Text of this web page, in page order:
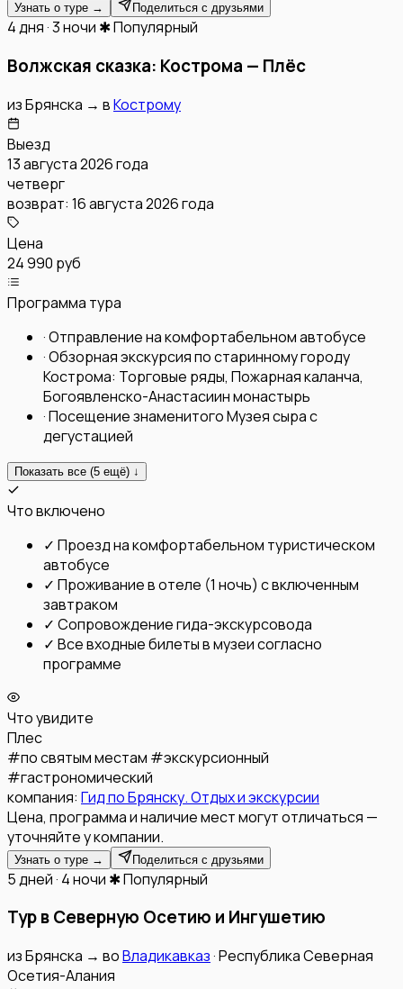
Узнать о туре → Поделиться с друзьями
4 дня · 3 ночи ✱ Популярный
Волжская сказка: Кострома — Плёс
изБрянска → вКострому
Выезд
13 августа 2026 года
четверг
возврат: 16 августа 2026 года
Цена
24 990 руб
Программа тура
·Отправление на комфортабельном автобусе
·Обзорная экскурсия по старинному городу
Кострома: Торговые ряды, Пожарная каланча,
Богоявленско-Анастасиин монастырь
·Посещение знаменитого Музея сыра с
дегустацией
Показать все (5 ещё) ↓
Что включено
✓ Проезд на комфортабельном туристическом
автобусе
✓ Проживание в отеле (1 ночь) с включенным
завтраком
✓ Сопровождение гида-экскурсовода
✓ Все входные билеты в музеи согласно
программе
Что увидите
Плес
#по святым местам #экскурсионный
#гастрономический
компания: Гид по Брянску. Отдых и экскурсии
Цена, программа и наличие мест могут отличаться —
уточняйте у компании.
Узнать о туре → Поделиться с друзьями
5 дней · 4 ночи ✱ Популярный
Тур в Северную Осетию и Ингушетию
изБрянска → воВладикавказ·Республика Северная
Осетия-Алания